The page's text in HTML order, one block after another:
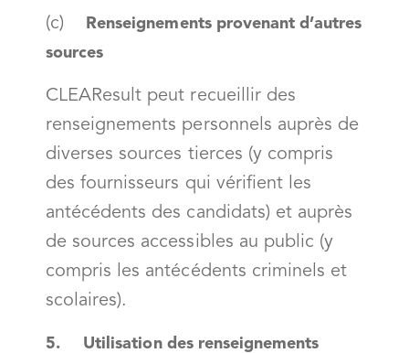
(c)
Renseignements provenant d’autres
sources
CLEAResult peut recueillir des
renseignements personnels auprès de
diverses sources tierces (y compris
des fournisseurs qui vérifient les
antécédents des candidats) et auprès
de sources accessibles au public (y
compris les antécédents criminels et
scolaires).
5. Utilisation des renseignements